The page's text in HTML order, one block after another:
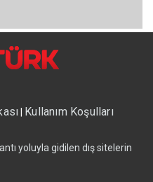
| Kullanım Koşulları
yoluyla gidilen dış sitelerin